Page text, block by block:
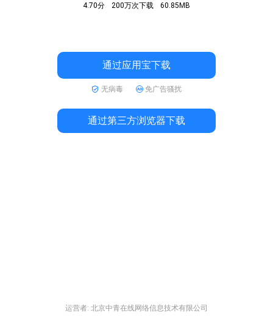
4.70分 200万次下载 60.85MB
通过应用宝下载
无病毒 免广告骚扰
通过第三方浏览器下载
运营者: 北京中青在线网络信息技术有限公司